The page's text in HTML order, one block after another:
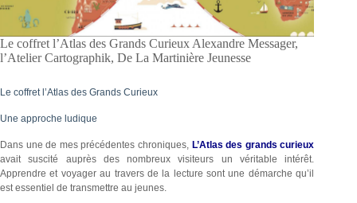
Le coffret l’Atlas des Grands Curieux Alexandre Messager,
l’Atelier Cartographik, De La Martinière Jeunesse
Le coffret l’Atlas des Grands Curieux
Une approche ludique
Dans une de mes précédentes chroniques, L’Atlas des grands curieux
avait suscité auprès des nombreux visiteurs un véritable intérêt.
Apprendre et voyager au travers de la lecture sont une démarche qu’il
est essentiel de transmettre au jeunes.